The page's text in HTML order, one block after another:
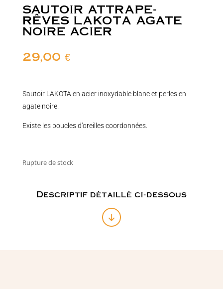
SAUTOIR ATTRAPE-
RÊVES LAKOTA AGATE
NOIRE ACIER
29,00 €
Sautoir LAKOTA en acier inoxydable blanc et perles en
agate noire.
Existe les boucles d’oreilles coordonnées.
Rupture de stock
Descriptif détaillé ci-dessous